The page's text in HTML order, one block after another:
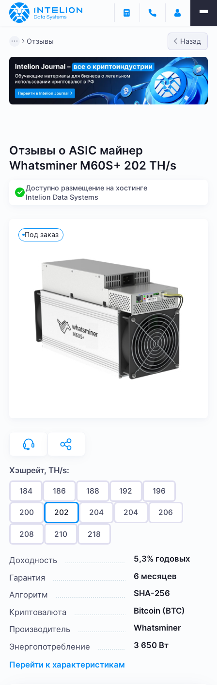
Отзывы Назад
Отзывы о ASIC майнер
Whatsminer M60S+ 202 TH/s
Доступно размещение на хостинге
Intelion Data Systems
Под заказ
Хэшрейт, TH/s:
184 186 188 192 196
200 202 204 204 206
208 210 218
Доходность
5,3% годовых
Гарантия
6 месяцев
Алгоритм
SHA-256
Криптовалюта
Bitcoin (BTC)
Производитель
Whatsminer
Энергопотребление
3 650 Вт
Перейти к характеристикам